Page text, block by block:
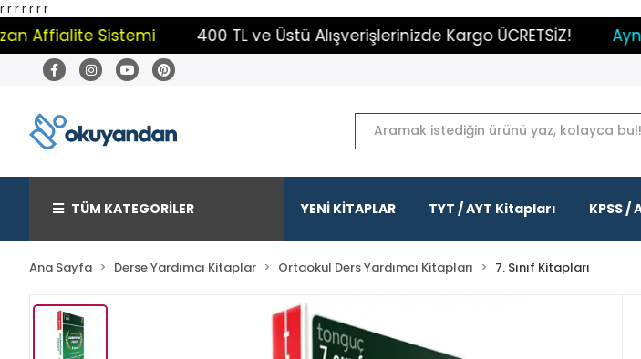
rrrrr r r
Sistemi 400 TL ve Üstü Alışverişlerinizde Kargo ÜCRETSİZ! Aynı
TÜM KATEGORİLER YENİ KİTAPLAR TYT / AYT Kitapları KPSS /
Ana Sayfa Derse Yardımcı Kitaplar Ortaokul Ders Yardımcı Kitapları 7. Sınıf Kitapları